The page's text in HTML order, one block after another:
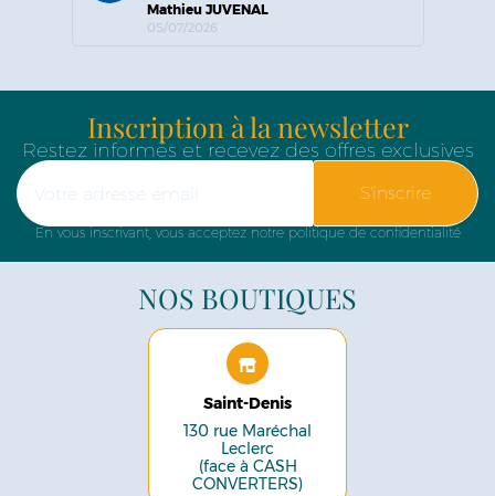
Mathieu JUVENAL
05/07/2026
Inscription à la newsletter
Restez informés et recevez des offres exclusives
S'inscrire
En vous inscrivant, vous acceptez notre politique de confidentialité
NOS BOUTIQUES
Saint-Denis
130 rue Maréchal
Leclerc
(face à CASH
CONVERTERS)